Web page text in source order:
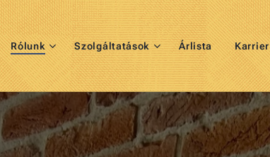
Rólunk Szolgáltatások Árlista Karrier